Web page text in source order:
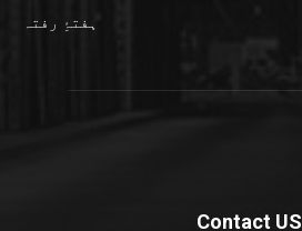
ہفتۂِ رفتہ
Contact US